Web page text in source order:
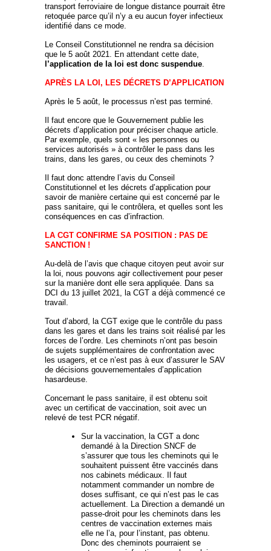
transport ferroviaire de longue distance pourrait être
retoquée parce qu’il n’y a eu aucun foyer infectieux
identifié dans ce mode.
Le Conseil Constitutionnel ne rendra sa décision
que le 5 août 2021. En attendant cette date,
l’application de la loi est donc suspendue
APRÈS LA LOI, LES DÉCRETS D’APPLICATION
Après le 5 août, le processus n’est pas terminé.
Il faut encore que le Gouvernement publie les
décrets d’application pour préciser chaque article.
Par exemple, quels sont « les personnes ou
services autorisés » à contrôler le pass dans les
trains, dans les gares, ou ceux des cheminots ?
Il faut donc attendre l’avis du Conseil
Constitutionnel et les décrets d’application pour
savoir de manière certaine qui est concerné par le
pass sanitaire, qui le contrôlera, et quelles sont les
conséquences en cas d’infraction.
LA CGT CONFIRME SA POSITION : PAS DE
SANCTION !
Au-delà de l’avis que chaque citoyen peut avoir sur
la loi, nous pouvons agir collectivement pour peser
sur la manière dont elle sera appliquée. Dans sa
DCI du 13 juillet 2021, la CGT a déjà commencé ce
travail.
Tout d’abord, la CGT exige que le contrôle du pass
dans les gares et dans les trains soit réalisé par les
forces de l’ordre. Les cheminots n’ont pas besoin
de sujets supplémentaires de confrontation avec
les usagers, et ce n’est pas à eux d’assurer le SAV
de décisions gouvernementales d’application
hasardeuse.
Concernant le pass sanitaire, il est obtenu soit
avec un certificat de vaccination, soit avec un
relevé de test PCR négatif.
Sur la vaccination, la CGT a donc
demandé à la Direction SNCF de
s’assurer que tous les cheminots qui le
souhaitent puissent être vaccinés dans
nos cabinets médicaux. Il faut
notamment commander un nombre de
doses suffisant, ce qui n’est pas le cas
actuellement. La Direction a demandé un
passe-droit pour les cheminots dans les
centres de vaccination externes mais
elle ne l’a, pour l’instant, pas obtenu.
Donc des cheminots pourraient se